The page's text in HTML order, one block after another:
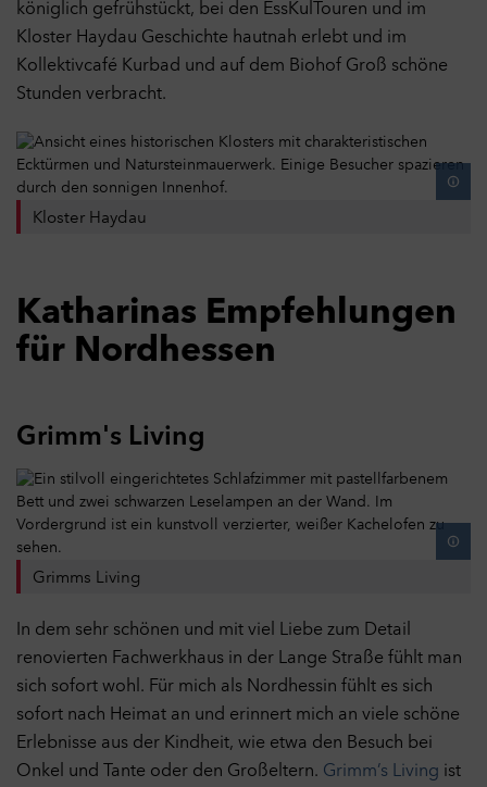
königlich gefrühstückt, bei den EssKulTouren und im
Kloster Haydau Geschichte hautnah erlebt und im
Kollektivcafé Kurbad und auf dem Biohof Groß schöne
Stunden verbracht.
Kloster Haydau
Katharinas Empfehlungen
für Nordhessen
Grimm's Living
Grimms Living
In dem sehr schönen und mit viel Liebe zum Detail
renovierten Fachwerkhaus in der Lange Straße fühlt man
sich sofort wohl. Für mich als Nordhessin fühlt es sich
sofort nach Heimat an und erinnert mich an viele schöne
Erlebnisse aus der Kindheit, wie etwa den Besuch bei
Onkel und Tante oder den Großeltern. Grimm’s Living ist